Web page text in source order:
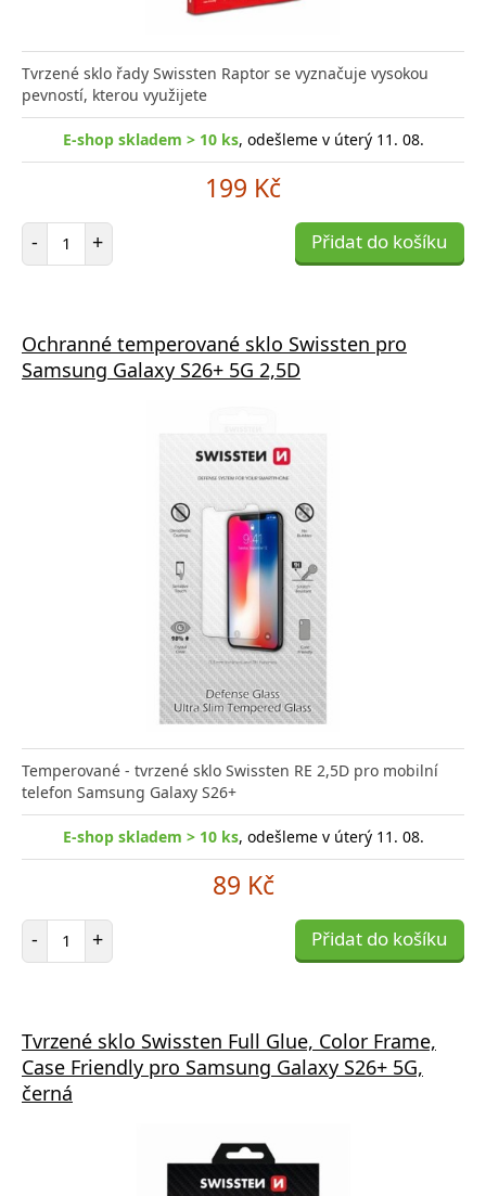
Tvrzené sklo řady Swissten Raptor se vyznačuje vysokou
pevností, kterou využijete
E-shop skladem > 10 ks, odešleme v úterý 11. 08.
199 Kč
- Počet položek
+ Přidat do košíku
Ochranné temperované sklo Swissten pro
Samsung Galaxy S26+ 5G 2,5D
Temperované - tvrzené sklo Swissten RE 2,5D pro mobilní
telefon Samsung Galaxy S26+
E-shop skladem > 10 ks, odešleme v úterý 11. 08.
89 Kč
- Počet položek
+ Přidat do košíku
Tvrzené sklo Swissten Full Glue, Color Frame,
Case Friendly pro Samsung Galaxy S26+ 5G,
černá